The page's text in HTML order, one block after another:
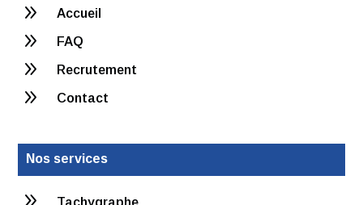
9 Accueil
9 FAQ
9 Recrutement
9 Contact
Nos services
Tachygraphe